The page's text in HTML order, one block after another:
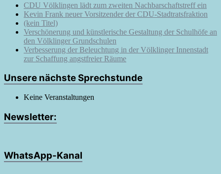
CDU Völklingen lädt zum zweiten Nachbarschaftstreff ein
Kevin Frank neuer Vorsitzender der CDU-Stadtratsfraktion
(kein Titel)
Verschönerung und künstlerische Gestaltung der Schulhöfe an
den Völklinger Grundschulen
Verbesserung der Beleuchtung in der Völklinger Innenstadt
zur Schaffung angstfreier Räume
Unsere nächste Sprechstunde
Keine Veranstaltungen
Newsletter:
WhatsApp-Kanal